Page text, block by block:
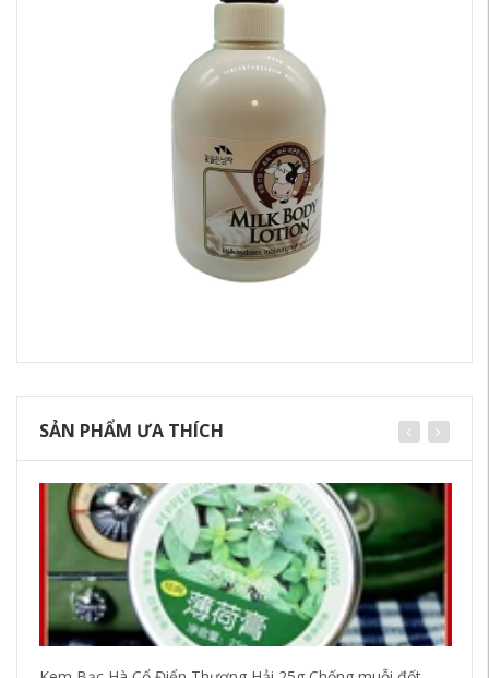
SẢN PHẨM ƯA THÍCH